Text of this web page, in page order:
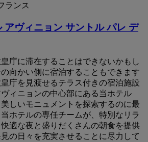
ランス
アヴィニョン サントル パレ デ
庁に滞在することはできないかもし
向かい側に宿泊することもできます
庁を見渡せるテラス付きの宿泊施設
ィニョンの中心部にある当ホテル
しいモニュメントを探索するのに最
ホテルの専任チームが、特別なリラ
適な夜と盛りだくさんの朝食を提供
の日々を充実させることに尽力して